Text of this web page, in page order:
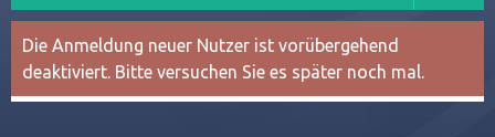
Die Anmeldung neuer Nutzer ist vorübergehend
deaktiviert. Bitte versuchen Sie es später noch mal.